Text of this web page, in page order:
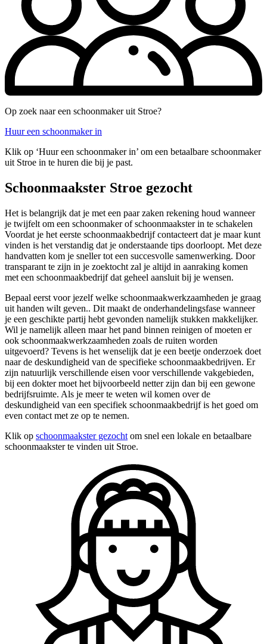
Op zoek naar een schoonmaker uit Stroe?
Huur een schoonmaker in
Klik op ‘Huur een schoonmaker in’ om een betaalbare schoonmaker
uit Stroe in te huren die bij je past.
Schoonmaakster Stroe gezocht
Het is belangrijk dat je met een paar zaken rekening houd wanneer
je twijfelt om een schoonmaker of schoonmaakster in te schakelen
Voordat je het eerste schoonmaakbedrijf contacteert dat je maar kunt
vinden is het verstandig dat je onderstaande tips doorloopt. Met deze
handvatten kom je sneller tot een succesvolle samenwerking. Door
transparant te zijn in je zoektocht zal je altijd in aanraking komen
met een schoonmaakbedrijf dat geheel aansluit bij je wensen.
Bepaal eerst voor jezelf welke schoonmaakwerkzaamheden je graag
uit handen wilt geven.. Dit maakt de onderhandelingsfase wanneer
je een geschikte partij hebt gevonden namelijk stukken makkelijker.
Wil je namelijk alleen maar het pand binnen reinigen of moeten er
ook schoonmaakwerkzaamheden zoals de ruiten worden
uitgevoerd? Tevens is het wenselijk dat je een beetje onderzoek doet
naar de deskundigheid van de specifieke schoonmaakbedrijven. Er
zijn natuurlijk verschillende eisen voor verschillende vakgebieden,
bij een dokter moet het bijvoorbeeld netter zijn dan bij een gewone
bedrijfsruimte. Als je meer te weten wil komen over de
deskundigheid van een specifiek schoonmaakbedrijf is het goed om
even contact met ze op te nemen.
Klik op schoonmaakster gezocht om snel een lokale en betaalbare
schoonmaakster te vinden uit Stroe.